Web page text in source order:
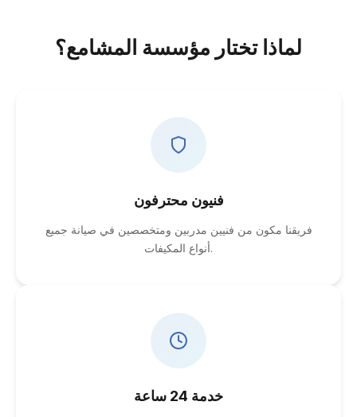
لماذا تختار مؤسسة المشامع؟
فنيون محترفون
فريقنا مكون من فنيين مدربين ومتخصصين في صيانة جميع
أنواع المكيفات.
خدمة 24 ساعة